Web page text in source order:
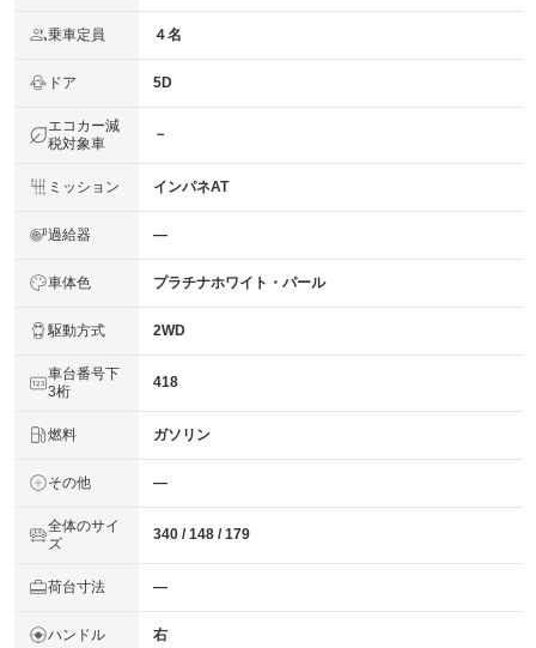
乗車定員 ４名
ドア 5D
エコカー減
税対象車
－
ミッション インパネAT
過給器 ―
車体色 プラチナホワイト・パール
駆動方式 2WD
車台番号下
3桁
418
燃料 ガソリン
その他 ―
全体のサイ
ズ
340 / 148 / 179
荷台寸法 ―
ハンドル 右